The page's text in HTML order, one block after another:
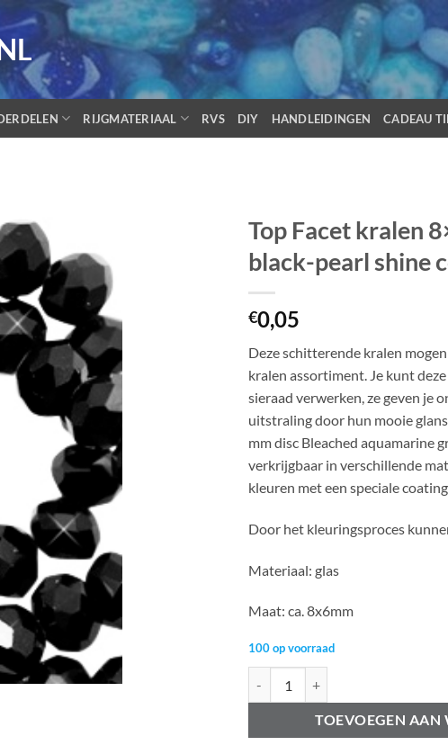
RIJGMATERIAAL RVS DIY HANDLEIDINGEN CADEAU
Top Facet kralen
black-pearl shine
€0,05
Deze schitterende kralen
kralen assortiment. Je kunt
sieraad verwerken, ze geven je
uitstraling door hun mooie
mm disc Bleached aquamarine
verkrijgbaar in verschillende
kleuren met een speciale
Door het kleuringsproces
Materiaal: glas
Maat: ca. 8x6mm
100 op voorraad
TOEVOEGEN AAN